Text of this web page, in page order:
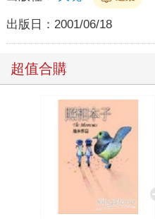
出版日： 2001/06/18
超值合購